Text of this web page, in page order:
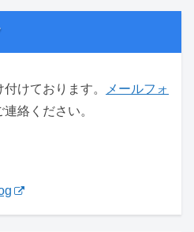
けております。
メールフォ
絡ください。